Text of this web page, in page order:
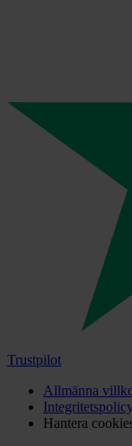
Trustpilot
Allmänna
Hantera